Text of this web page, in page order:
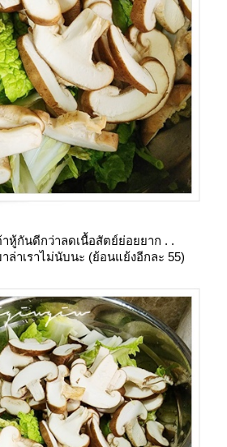
าหู้กันดีกว่าลดเนื้อสัตย์ย่อยยาก . .
าเราไม่นับนะ (ย้อนแย้งอีกละ 55)